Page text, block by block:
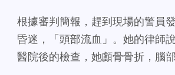
根據審判簡報，趕到現場的警員
昏迷，「頭部流血」。她的律師
醫院後的檢查，她顱骨骨折，腦部